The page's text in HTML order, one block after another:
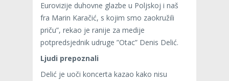
Eurovizije duhovne glazbe u Poljskoj i naš
fra Marin Karačić, s kojim smo zaokružili
priču”, rekao je ranije za medije
potpredsjednik udruge ”Otac” Denis Delić.
Ljudi prepoznali
Delić je uoči koncerta kazao kako nisu